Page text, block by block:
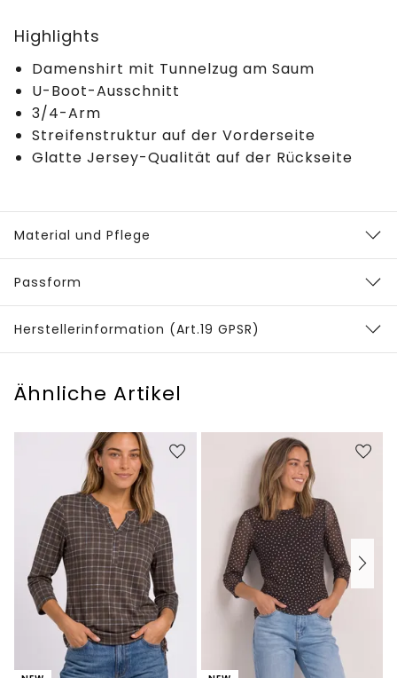
Highlights
Damenshirt mit Tunnelzug am Saum
U-Boot-Ausschnitt
3/4-Arm
Streifenstruktur auf der Vorderseite
Glatte Jersey-Qualität auf der Rückseite
Material und Pflege
Passform
Herstellerinformation (Art.19 GPSR)
Ähnliche Artikel